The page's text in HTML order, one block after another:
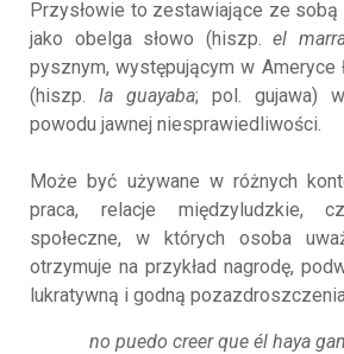
Przysłowie to zestawiające ze sobą
jako obelga słowo (hiszp. el
pysznym, występującym w Ameryce
(hiszp. la guayaba; pol. gujawa)
powodu jawnej niesprawiedliwości.
Może być używane w różnych
praca, relacje międzyludzkie,
społeczne, w których osoba
otrzymuje na przykład nagrodę,
lukratywną i godną
no puedo creer que él haya